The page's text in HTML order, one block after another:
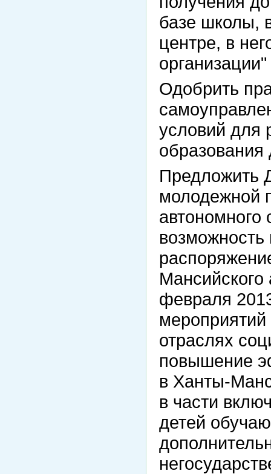
базе школы,
центре, в
Одобрить
условий для
образования
Предложить
молодежной
автономного
Мансийского
февраля
отраслях
повышение
в Ханты-
в части
детей